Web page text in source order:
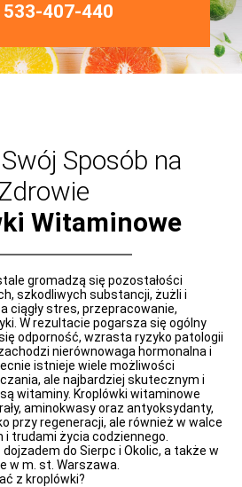
533-407-440
Sposób na
Witaminowe
gromadzą się pozostałości
szkodliwych substancji, żużli i
ciągły stres, przepracowanie,
W rezultacie pogarsza się ogólny
odporność, wzrasta ryzyko patologii
nierównowaga hormonalna i
istnieje wiele możliwości
ale najbardziej skutecznym i
witaminy. Kroplówki witaminowe
aminokwasy oraz antyoksydanty,
przy regeneracji, ale również w walce
trudami życia codziennego.
do Sierpc i Okolic, a także w
w m. st. Warszawa.
z kroplówki?